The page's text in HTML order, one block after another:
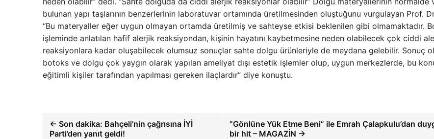
bulunan yapı taşlarının benzerlerinin laboratuvar ortamında üretilmesinden oluştuğunu vurgulayan Prof.
“Bu materyaller eğer uygun olmayan ortamda üretilmiş ve sahteyse etkisi beklenilen gibi olmamaktadır.
işleminde anlatılan hafif alerjik reaksiyondan, kişinin hayatını kaybetmesine neden olabilecek çok ciddi
reaksiyonlara kadar oluşabilecek olumsuz sonuçlar sahte dolgu ürünleriyle de meydana gelebilir. Sonuç
botoks ve dolgu çok yaygın olarak yapılan ameliyat dışı estetik işlemler olup, uygun merkezlerde, bu
eğitimli kişiler tarafından yapılması gereken ilaçlardır” diye konuştu.
← Son dakika: Bahçeli’nin çağrısına İYİ
Parti’den yanıt geldi!
“Gönlüne Yük Etme Beni” ile Emrah Çalapkulu’dan
bir hit – MAGAZİN →